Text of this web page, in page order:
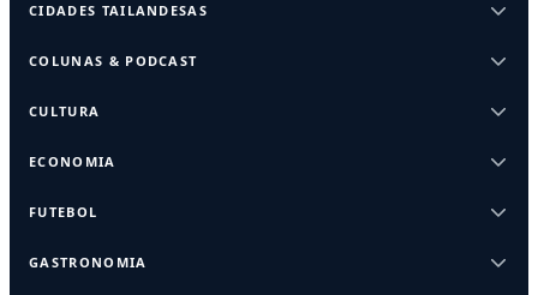
CIDADES TAILANDESAS
COLUNAS & PODCAST
CULTURA
ECONOMIA
FUTEBOL
GASTRONOMIA